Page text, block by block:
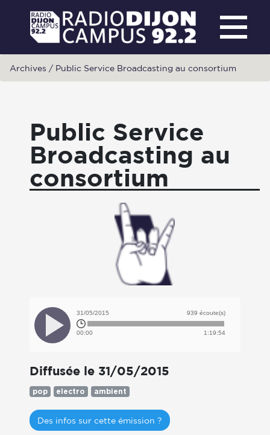
Archives / Public Service Broadcasting au consortium
Public Service
Broadcasting au
consortium
31/05/2015 939 écoute(s)
00:00 1:19:54
Diffusée le 31/05/2015
pop electro ambient
Des infos sur cette émission ?